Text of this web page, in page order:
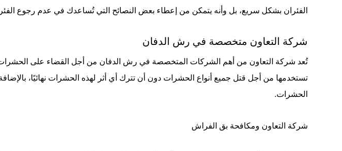
الفئران بشكل سريع، بل وأنه يتمكن من إعطاء بعض النصائح التي تُساعدك في عدم رجوع
شركة التعاون متخصصة في رش الدفان
تُعد شركة التعاون من أهم الشركات المتخصصة في رش الدفان من أجل القضاء على الحشرات
تستخدمها من أجل قتل جميع أنواع الحشرات دون أن تترك أي أثر لهذه الحشرات نهائيًا،
الحشرات.
شركة التعاون ومكافحة بق الفراش